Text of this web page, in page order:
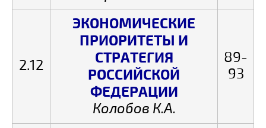
2.12
ЭКОНОМИЧЕСКИЕ
ПРИОРИТЕТЫ И
СТРАТЕГИЯ
РОССИЙСКОЙ
ФЕДЕРАЦИИ
Колобов К.А.
89-
93